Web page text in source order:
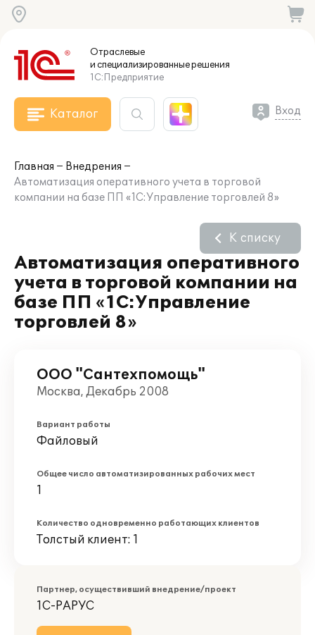
Отраслевые
и специализированныерешения
1С:Предприятие
Каталог Вход
Главная
Внедрения
Автоматизация оперативного учета в торговой
компании на базе ПП «1С:Управление торговлей 8»
Автоматизация оперативного
учета в торговой компании на
базе ПП «1С:Управление
торговлей 8»
К списку
ООО "Сантехпомощь"
Москва, Декабрь 2008
Вариант работы
Файловый
Общее число автоматизированных рабочих мест
1
Количество одновременно работающих клиентов
Толстый клиент: 1
Партнер, осуществивший внедрение/проект
1С-РАРУС